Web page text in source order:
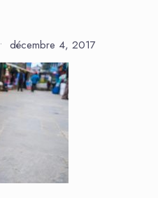
• décembre 4, 2017